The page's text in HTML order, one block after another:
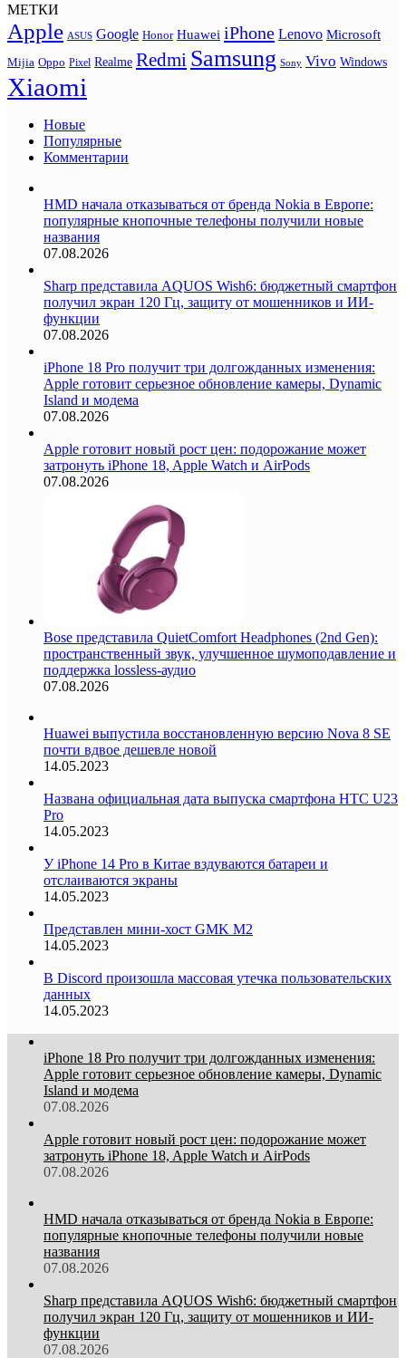
МЕТКИ
Apple ASUS Google Honor Huawei iPhone Lenovo Microsoft
Mijia Oppo Pixel Realme Redmi Samsung Sony Vivo Windows
Xiaomi
Новые
Популярные
Комментарии
HMD начала отказываться от бренда Nokia в Европе:
популярные кнопочные телефоны получили новые
названия
07.08.2026
Sharp представила AQUOS Wish6: бюджетный смартфон
получил экран 120 Гц, защиту от мошенников и ИИ-
функции
07.08.2026
iPhone 18 Pro получит три долгожданных изменения:
Apple готовит серьезное обновление камеры, Dynamic
Island и модема
07.08.2026
Apple готовит новый рост цен: подорожание может
затронуть iPhone 18, Apple Watch и AirPods
07.08.2026
Bose представила QuietComfort Headphones (2nd Gen):
пространственный звук, улучшенное шумоподавление и
поддержка lossless-аудио
07.08.2026
Huawei выпустила восстановленную версию Nova 8 SE
почти вдвое дешевле новой
14.05.2023
Названа официальная дата выпуска смартфона HTC U23
Pro
14.05.2023
У iPhone 14 Pro в Китае вздуваются батареи и
отслаиваются экраны
14.05.2023
Представлен мини-хост GMK M2
14.05.2023
В Discord произошла массовая утечка пользовательских
данных
14.05.2023
iPhone 18 Pro получит три долгожданных изменения:
Apple готовит серьезное обновление камеры, Dynamic
Island и модема
07.08.2026
Apple готовит новый рост цен: подорожание может
затронуть iPhone 18, Apple Watch и AirPods
07.08.2026
HMD начала отказываться от бренда Nokia в Европе:
популярные кнопочные телефоны получили новые
названия
07.08.2026
Sharp представила AQUOS Wish6: бюджетный смартфон
получил экран 120 Гц, защиту от мошенников и ИИ-
функции
07.08.2026